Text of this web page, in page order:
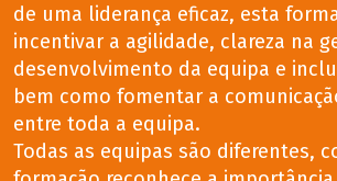
de uma liderança eficaz, esta
incentivar a agilidade, clareza na
desenvolvimento da equipa e
bem como fomentar a
entre toda a equipa.
Todas as equipas são diferentes,